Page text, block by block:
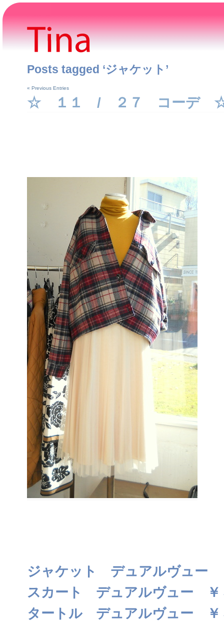
Posts tagged ‘ジャケット’
« Previous Entries
☆ １１ / ２７ コーデ
ジャケット デュアルヴュー
スカート デュアルヴュー ￥
タートル デュアルヴュー ￥